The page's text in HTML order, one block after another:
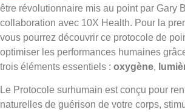
être révolutionnaire mis au point par Gary
collaboration avec 10X Health. Pour la
vous pourrez découvrir ce protocole de
optimiser les performances humaines
trois éléments essentiels : oxygène,
Le Protocole surhumain est conçu pour
naturelles de guérison de votre corps,